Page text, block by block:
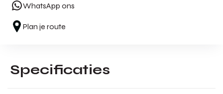
WhatsApp ons
Plan je route
Specificaties